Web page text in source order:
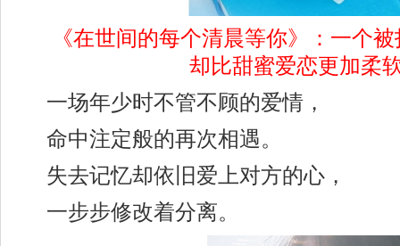
《在世间的每个清晨等你》：一个
却比甜蜜爱恋更加柔
一场年少时不管不顾的爱情，
命中注定般的再次相遇。
失去记忆却依旧爱上对方的心，
一步步修改着分离。